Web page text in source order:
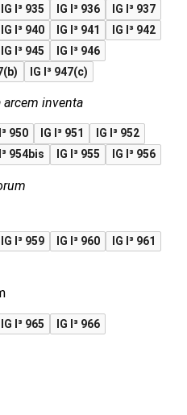
IG I³ 935 IG I³ 936
IG I³ 937
IG I³ 940 IG I³ 941
IG I³ 942
IG I³ 945
IG I³ 946
IG I³ 947(c)
arcem inventa
950 IG I³ 951
IG I³ 952
I³ 954bis IG I³ 955 IG I³ 956
IG I³ 959 IG I³ 960
IG I³ 961
IG I³ 965 IG I³ 966